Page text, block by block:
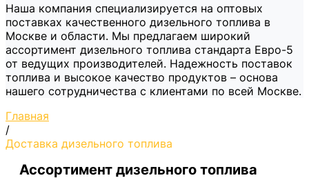
Наша компания специализируется на оптовых
поставках качественного дизельного топлива в
Москве и области. Мы предлагаем широкий
ассортимент дизельного топлива стандарта Евро-5
от ведущих производителей. Надежность поставок
топлива и высокое качество продуктов – основа
нашего сотрудничества с клиентами по всей Москве.
Главная
/
Доставка дизельного топлива
Ассортимент дизельного топлива